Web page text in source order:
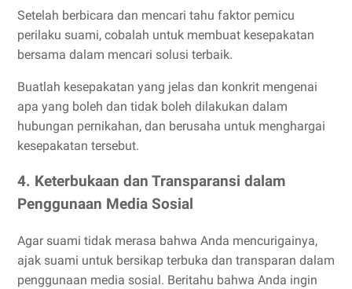
Setelah berbicara dan mencari tahu faktor pemicu
perilaku suami, cobalah untuk membuat kesepakatan
bersama dalam mencari solusi terbaik.
Buatlah kesepakatan yang jelas dan konkrit mengenai
apa yang boleh dan tidak boleh dilakukan dalam
hubungan pernikahan, dan berusaha untuk menghargai
kesepakatan tersebut.
4. Keterbukaan dan Transparansi dalam
Penggunaan Media Sosial
Agar suami tidak merasa bahwa Anda mencurigainya,
ajak suami untuk bersikap terbuka dan transparan dalam
penggunaan media sosial. Beritahu bahwa Anda ingin